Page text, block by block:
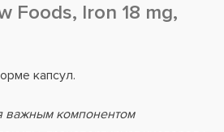
Foods, Iron 18 mg,
капсул.
важным компонентом